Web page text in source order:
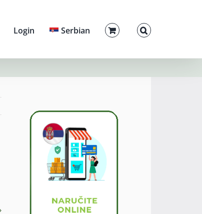
Login Serbian